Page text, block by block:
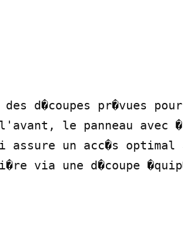
d�coupes pr�vues pour
le panneau avec
un acc�s optimal
via une d�coupe